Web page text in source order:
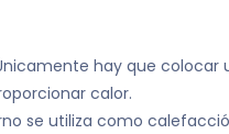
hay que colocar
calor.
se utiliza como